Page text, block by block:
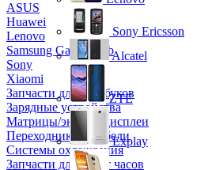
ASUS
Huawei
Lenovo
Samsung Galaxy Tab
Sony
Xiaomi
Запчасти для ноутбуков
Зарядные устройства
Матрицы/экраны/дисплеи
Переходники и кабели
Системы охлаждения
Запчасти для смарт часов
Sony Ericsson
Alcatel
ZTE
Explay